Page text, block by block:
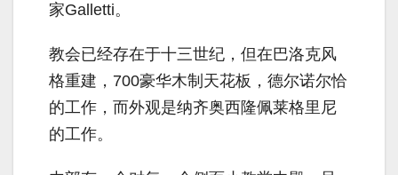
家Galletti。
教会已经存在于十三世纪，但在巴洛克风
格重建，700豪华木制天花板，德尔诺尔恰
的工作，而外观是纳齐奥西隆佩莱格里尼
的工作。